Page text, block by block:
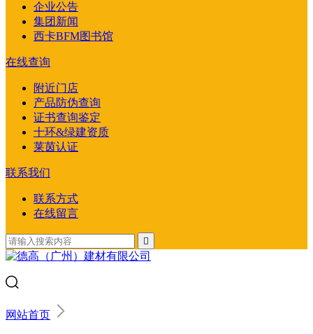
企业公告
集团新闻
西卡BFM图书馆
在线查询
附近门店
产品防伪查询
证书查询鉴定
十环&绿建资质
莱茵认证
联系我们
联系方式
在线留言

网站首页